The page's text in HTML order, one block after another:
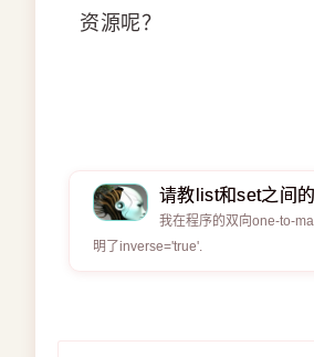
资源呢？
请教list和set之间的
我在程序的双向one-to-
明了inverse='true'.